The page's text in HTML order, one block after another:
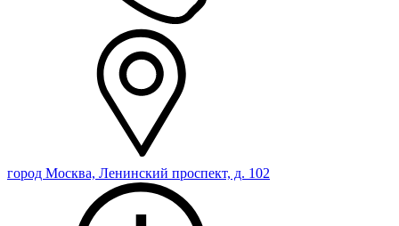
город Москва, Ленинский проспект, д. 102